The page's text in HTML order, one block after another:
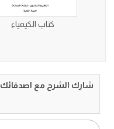
كتاب الكيمياء
شارك الشرح مع اصدقائك